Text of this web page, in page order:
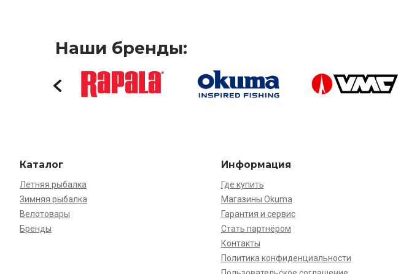
Наши бренды:
Каталог
Летняя рыбалка
Зимняя рыбалка
Велотовары
Бренды
Информация
Где купить
Магазины Okuma
Гарантия и сервис
Стать партнёром
Контакты
Политика конфиденциальности